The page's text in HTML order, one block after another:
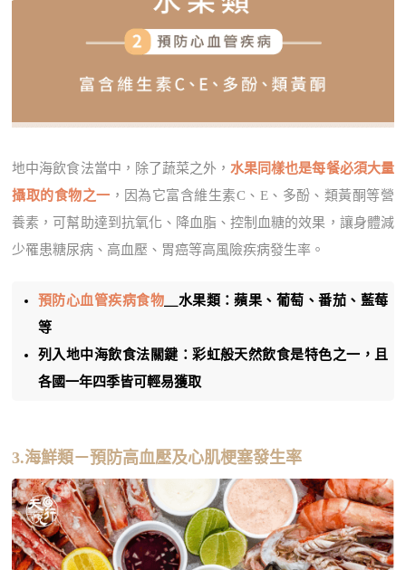
地中海飲食法當中，除了蔬菜之外， 水果同樣也是每餐必須大量
攝取的食物之一 ，因為它富含維生素C、E、多酚、類黃酮等營
養素，可幫助達到抗氧化、降血脂、控制血糖的效果，讓身體減
少罹患糖尿病、高血壓、胃癌等高風險疾病發生率。
預防心血管疾病食物 ＿水果類：蘋果、葡萄、番茄、藍莓
等
列入地中海飲食法關鍵：彩虹般天然飲食是特色之一，且
各國一年四季皆可輕易獲取
3.海鮮類－預防高血壓及心肌梗塞發生率